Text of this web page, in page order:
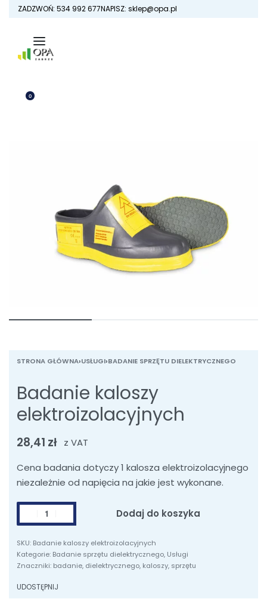
content
ZADZWOŃ: 534 992 677NAPISZ: sklep@opa.pl
0OTWÓRZ
STRONA GŁÓWNA›USŁUGI›BADANIE SPRZĘTU DIELEKTRYCZNEGO
Badanie kaloszy
elektroizolacyjnych
28,41 zł
z VAT
Cena badania dotyczy 1 kalosza elektroizolacyjnego
niezależnie od napięcia na jakie jest wykonane.
ilość
Badanie
kaloszy
elektroizolacyjnych
Dodaj do koszyka
Badanie kaloszy elektroizolacyjnych
Kategorie: Badanie sprzętu dielektrycznego, Usługi
Znaczniki: badanie, dielektrycznego, kaloszy, sprzętu
UDOSTĘPNIJ